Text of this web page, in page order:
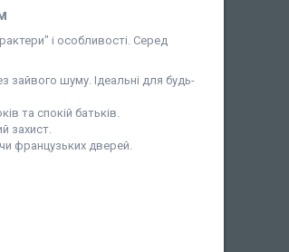
і особливості. Серед
зайвого шуму. Ідеальні для будь-
та спокій батьків.
захист.
французьких дверей.